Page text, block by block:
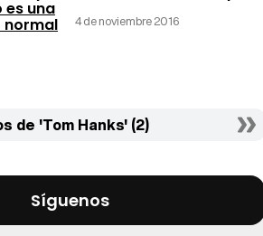
es una
normal 4 de noviembre 2016
de 'Tom Hanks' (2)
Síguenos